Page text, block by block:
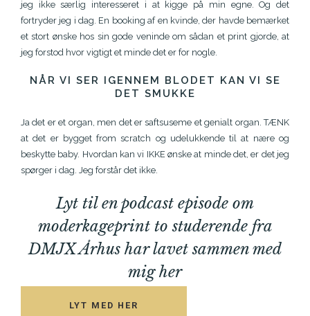
jeg ikke særlig interesseret i at kigge på min egne. Og det
fortryder jeg i dag. En booking af en kvinde, der havde bemærket
et stort ønske hos sin gode veninde om sådan et print gjorde, at
jeg forstod hvor vigtigt et minde det er for nogle.
NÅR VI SER IGENNEM BLODET KAN VI SE
DET SMUKKE
Ja det er et organ, men det er saftsuseme et genialt organ. TÆNK
at det er bygget from scratch og udelukkende til at nære og
beskytte baby. Hvordan kan vi IKKE ønske at minde det, er det jeg
spørger i dag. Jeg forstår det ikke.
Lyt til en podcast episode om
moderkageprint to studerende fra
DMJX Århus har lavet sammen med
mig her
LYT MED HER